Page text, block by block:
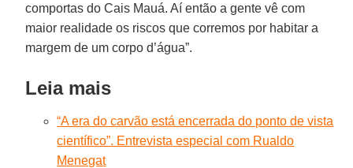
comportas do Cais Mauá. Aí então a gente vê com
maior realidade os riscos que corremos por habitar a
margem de um corpo d’água”.
Leia mais
“A era do carvão está encerrada do ponto de vista
científico”. Entrevista especial com Rualdo
Menegat